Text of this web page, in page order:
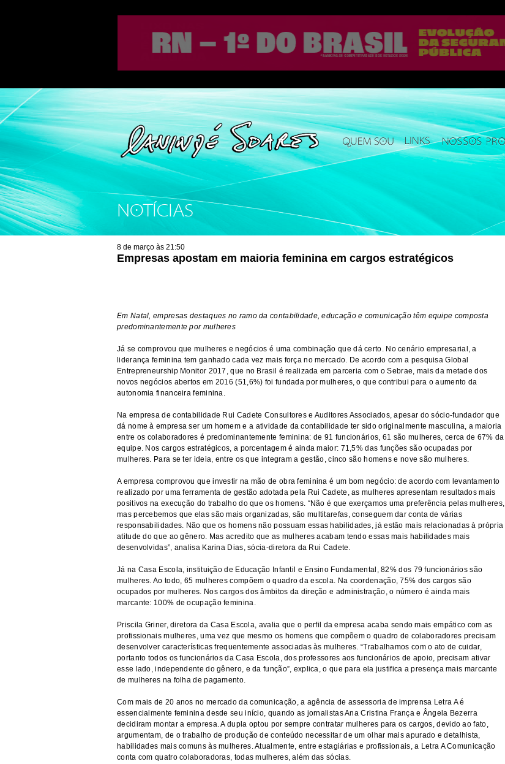
NOTÍCIAS
8 de março às 21:50
Empresas apostam em maioria feminina em cargos estratégicos
Em Natal, empresas destaques no ramo da contabilidade, educação e comunicação têm equipe composta
predominantemente por mulheres
Já se comprovou que mulheres e negócios é uma combinação que dá certo. No cenário empresarial, a
liderança feminina tem ganhado cada vez mais força no mercado. De acordo com a pesquisa Global
Entrepreneurship Monitor 2017, que no Brasil é realizada em parceria com o Sebrae, mais da metade dos
novos negócios abertos em 2016 (51,6%) foi fundada por mulheres, o que contribui para o aumento da
autonomia financeira feminina.
Na empresa de contabilidade Rui Cadete Consultores e Auditores Associados, apesar do sócio-fundador que
dá nome à empresa ser um homem e a atividade da contabilidade ter sido originalmente masculina, a maioria
entre os colaboradores é predominantemente feminina: de 91 funcionários, 61 são mulheres, cerca de 67% da
equipe. Nos cargos estratégicos, a porcentagem é ainda maior: 71,5% das funções são ocupadas por
mulheres. Para se ter ideia, entre os que integram a gestão, cinco são homens e nove são mulheres.
A empresa comprovou que investir na mão de obra feminina é um bom negócio: de acordo com levantamento
realizado por uma ferramenta de gestão adotada pela Rui Cadete, as mulheres apresentam resultados mais
positivos na execução do trabalho do que os homens. “Não é que exerçamos uma preferência pelas mulheres,
mas percebemos que elas são mais organizadas, são multitarefas, conseguem dar conta de várias
responsabilidades. Não que os homens não possuam essas habilidades, já estão mais relacionadas à própria
atitude do que ao gênero. Mas acredito que as mulheres acabam tendo essas mais habilidades mais
desenvolvidas”, analisa Karina Dias, sócia-diretora da Rui Cadete.
Já na Casa Escola, instituição de Educação Infantil e Ensino Fundamental, 82% dos 79 funcionários são
mulheres. Ao todo, 65 mulheres compõem o quadro da escola. Na coordenação, 75% dos cargos são
ocupados por mulheres. Nos cargos dos âmbitos da direção e administração, o número é ainda mais
marcante: 100% de ocupação feminina.
Priscila Griner, diretora da Casa Escola, avalia que o perfil da empresa acaba sendo mais empático com as
profissionais mulheres, uma vez que mesmo os homens que compõem o quadro de colaboradores precisam
desenvolver características frequentemente associadas às mulheres. “Trabalhamos com o ato de cuidar,
portanto todos os funcionários da Casa Escola, dos professores aos funcionários de apoio, precisam ativar
esse lado, independente do gênero, e da função”, explica, o que para ela justifica a presença mais marcante
de mulheres na folha de pagamento.
Com mais de 20 anos no mercado da comunicação, a agência de assessoria de imprensa Letra A é
essencialmente feminina desde seu início, quando as jornalistas Ana Cristina França e Ângela Bezerra
decidiram montar a empresa. A dupla optou por sempre contratar mulheres para os cargos, devido ao fato,
argumentam, de o trabalho de produção de conteúdo necessitar de um olhar mais apurado e detalhista,
habilidades mais comuns às mulheres. Atualmente, entre estagiárias e profissionais, a Letra A Comunicação
conta com quatro colaboradoras, todas mulheres, além das sócias.